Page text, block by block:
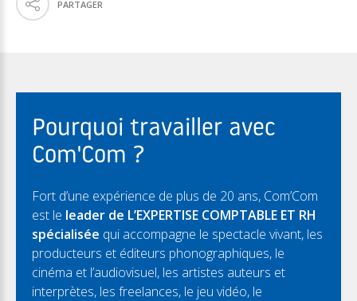
PARTAGER
Pourquoi travailler avec
Com'Com ?
Fort d’une expérience de plus de 20 ans, Com’Com
est le leader de L’EXPERTISE COMPTABLE ET RH
spécialisée qui accompagne le spectacle vivant, les
producteurs et éditeurs phonographiques, le
cinéma et l’audiovisuel, les artistes auteurs et
interprètes, les freelances, le jeu vidéo, le